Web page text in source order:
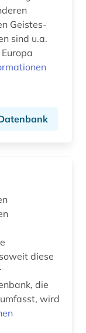
Geistes-
sind u.a.
diese
die
wird